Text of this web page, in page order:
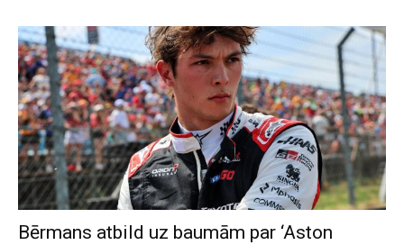
Bērmans atbild uz baumām par ‘Aston